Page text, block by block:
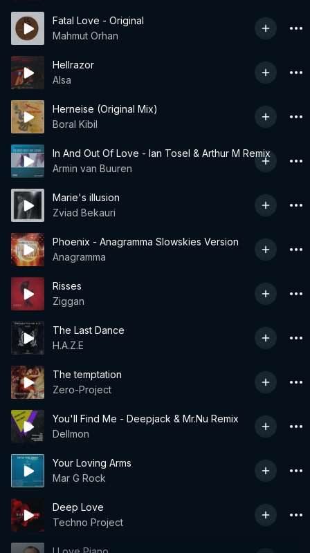
Fatal Love - Original
Mahmut Orhan
Hellrazor
Alsa
Herneise (Original Mix)
Boral Kibil
In And Out Of Love - Ian Tosel & Arthur M Remix
Armin van Buuren
Marie's illusion
Zviad Bekauri
Phoenix - Anagramma Slowskies Version
Anagramma
Risses
Ziggan
The Last Dance
H.A.Z.E
The temptation
Zero-Project
You'll Find Me - Deepjack & Mr.Nu Remix
Dellmon
Your Loving Arms
Mar G Rock
Deep Love
Techno Project